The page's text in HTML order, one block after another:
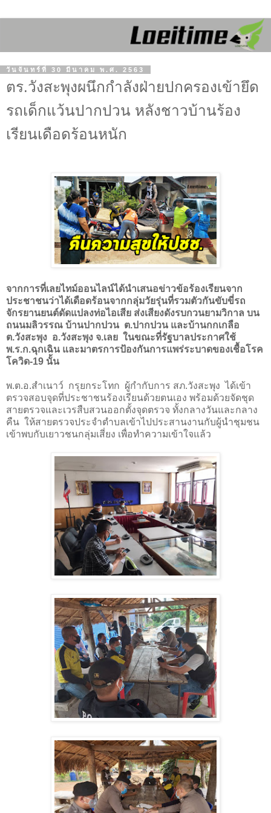
วันจันทร์ที่ 30 มีนาคม พ.ศ. 2563
ตร.วังสะพุงผนึกกำลังฝ่ายปกครองเข้ายึด
รถเด็กแว้นปากปวน หลังชาวบ้านร้อง
เรียนเดือดร้อนหนัก
จากการที่เลยไทม์ออนไลน์ได้นำเสนอข่าวข้อร้องเรียนจาก
ประชาชนว่าได้เดือดร้อนจากกลุ่มวัยรุ่นที่รวมตัวกันขับขี่รถ
จักรยานยนต์ดัดแปลงท่อไอเสีย ส่งเสียงดังรบกวนยามวิกาล บน
ถนนมลิวรรณ บ้านปากปวน ต.ปากปวน และบ้านกกเกลือ
ต.วังสะพุง อ.วังสะพุง จ.เลย ในขณะที่รัฐบาลประกาศใช้
พ.ร.ก.ฉุกเฉิน และมาตรการป้องกันการแพร่ระบาดของเชื้อโรค
โควิด-19 นั้น
พ.ต.อ.สำเนาว์ กรุยกระโทก ผู้กำกับการ สภ.วังสะพุง ได้เข้า
ตรวจสอบจุดที่ประชาชนร้องเรียนด้วยตนเอง พร้อมด้วยจัดชุด
สายตรวจและเวรสืบสวนออกตั้งจุดตรวจ ทั้งกลางวันและกลาง
คืน ให้สายตรวจประจำตำบลเข้าไปประสานงานกับผู้นำชุมชน
เข้าพบกับเยาวชนกลุ่มเสี่ยง เพื่อทำความเข้าใจแล้ว